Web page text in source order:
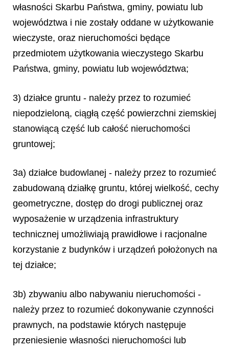
własności Skarbu Państwa, gminy, powiatu lub
województwa i nie zostały oddane w użytkowanie
wieczyste, oraz nieruchomości będące
przedmiotem użytkowania wieczystego Skarbu
Państwa, gminy, powiatu lub województwa;
3) działce gruntu - należy przez to rozumieć
niepodzieloną, ciągłą część powierzchni ziemskiej
stanowiącą część lub całość nieruchomości
gruntowej;
3a) działce budowlanej - należy przez to rozumieć
zabudowaną działkę gruntu, której wielkość, cechy
geometryczne, dostęp do drogi publicznej oraz
wyposażenie w urządzenia infrastruktury
technicznej umożliwiają prawidłowe i racjonalne
korzystanie z budynków i urządzeń położonych na
tej działce;
3b) zbywaniu albo nabywaniu nieruchomości -
należy przez to rozumieć dokonywanie czynności
prawnych, na podstawie których następuje
przeniesienie własności nieruchomości lub